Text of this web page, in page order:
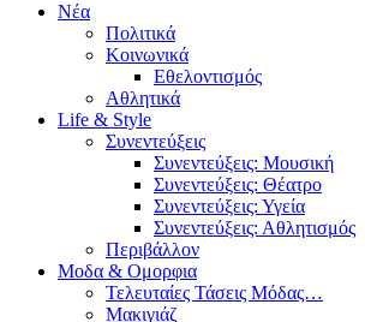
Νέα
Πολιτικά
Κοινωνικά
Εθελοντισμός
Αθλητικά
Life & Style
Συνεντεύξεις
Συνεντεύξεις: Μουσική
Συνεντεύξεις: Θέατρο
Συνεντεύξεις: Υγεία
Συνεντεύξεις: Αθλητισμός
Περιβάλλον
Μοδα & Ομορφια
Τελευταίες Τάσεις Μόδας…
Μακιγιάζ